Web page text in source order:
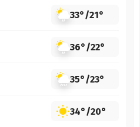
33°/21°
36°/22°
35°/23°
34°/20°